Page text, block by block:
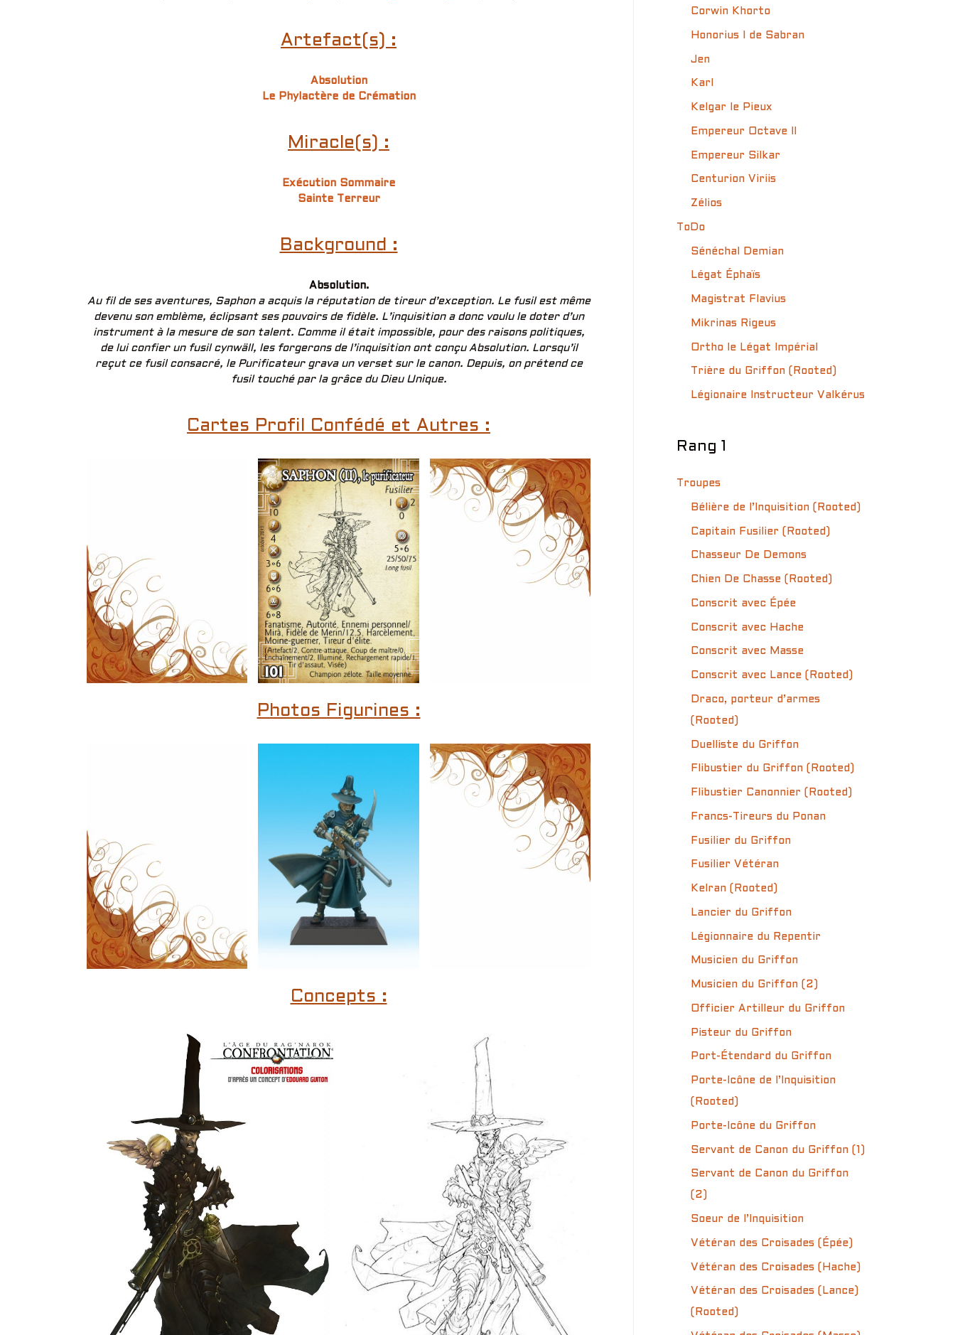
Artefact(s) :
Absolution
Le Phylactère de Crémation
Miracle(s) :
Exécution Sommaire
Sainte Terreur
Background :
Absolution.
Au fil de ses aventures, Saphon a acquis la réputation de tireur d’exception. Le fusil est même
devenu son emblème, éclipsant ses pouvoirs de fidèle. L’inquisition a donc voulu le doter d’un
instrument à la mesure de son talent. Comme il était impossible, pour des raisons politiques,
de lui confier un fusil cynwäll, les forgerons de l’inquisition ont conçu Absolution. Lorsqu’il
reçut ce fusil consacré, le Purificateur grava un verset sur le canon. Depuis, on prétend ce
fusil touché par la grâce du Dieu Unique.
Cartes Profil Confédé et Autres :
Photos Figurines :
Concepts :
Corwin Khorto
Honorius I de Sabran
Jen
Karl
Kelgar le Pieux
Empereur Octave II
Empereur Silkar
Centurion Viriis
Zélios
ToDo
Sénéchal Demian
Légat Éphaïs
Magistrat Flavius
Mikrinas Rigeus
Ortho le Légat Impérial
Trière du Griffon (Rooted)
Légionaire Instructeur Valkérus
Rang 1
Troupes
Bélière de l’Inquisition (Rooted)
Capitain Fusilier (Rooted)
Chasseur De Demons
Chien De Chasse (Rooted)
Conscrit avec Épée
Conscrit avec Hache
Conscrit avec Masse
Conscrit avec Lance (Rooted)
Draco, porteur d’armes
(Rooted)
Duelliste du Griffon
Flibustier du Griffon (Rooted)
Flibustier Canonnier (Rooted)
Francs-Tireurs du Ponan
Fusilier du Griffon
Fusilier Vétéran
Kelran (Rooted)
Lancier du Griffon
Légionnaire du Repentir
Musicien du Griffon
Musicien du Griffon (2)
Officier Artilleur du Griffon
Pisteur du Griffon
Port-Étendard du Griffon
Porte-Icône de l’Inquisition
(Rooted)
Porte-Icône du Griffon
Servant de Canon du Griffon (1)
Servant de Canon du Griffon
(2)
Soeur de l’Inquisition
Vétéran des Croisades (Épée)
Vétéran des Croisades (Hache)
Vétéran des Croisades (Lance)
(Rooted)